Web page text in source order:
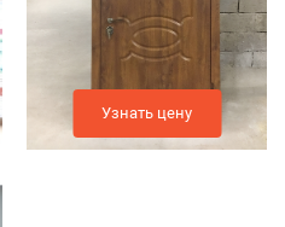
Узнать цену